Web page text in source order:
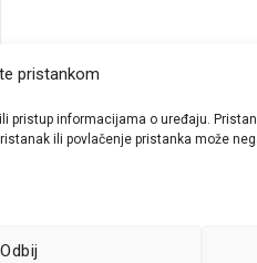
pristankom
informacijama o uređaju.
ili povlačenje pristanka može
Odbij
i priznatih
vozila.